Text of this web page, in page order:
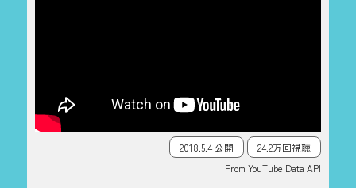
2018.5.4 公開
24.2万回視聴
From YouTube Data API